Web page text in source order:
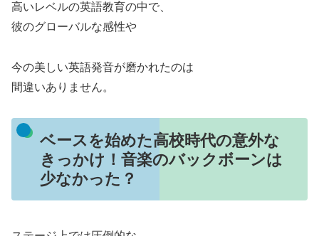
高いレベルの英語教育の中で、
彼のグローバルな感性や
今の美しい英語発音が磨かれたのは
間違いありません。
ベースを始めた高校時代の意外な
きっかけ！音楽のバックボーンは
少なかった？